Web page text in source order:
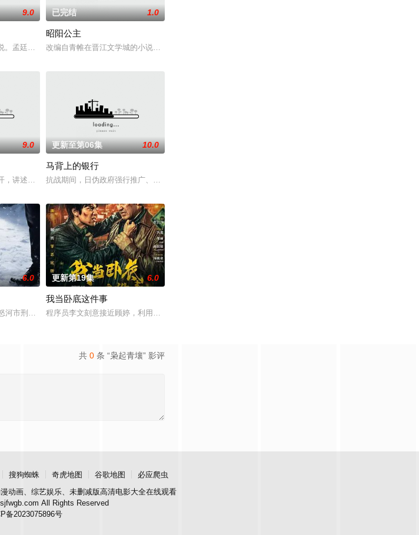
落的身份入住程家。她步步为营
强强联手，携手霍仙姑（陈瑶 饰）与九门诸人共赴冒险奇局。
9.0
。孟廷辉，大平王朝有史以来个以女子进士科三元及第入翰林院的奇女子。十年前的她被他从死人堆里救出
已完结 1.0
昭阳公主
改编自青帷在晋江文学城的小说《平阳公主》。
意义上的喜欢。”那个夜晚，
郭子剑因不满演习流于形式，假传指令要求真打实抗，虽引发哗
9.0
，讲述了他们在中意合作项目中面对专业挑战与境外竞争，通过创新实践实现本土设计理念突破的故事。
更新至第06集 10.0
马背上的银行
抗战期间，日伪政府强行推广、使用由“中国准备银行”发行的伪钞货币。根据党中央指示，高景波、徐邵梁、
大骂麦香是叛徒。麦香是婚前体
午战争后，国家蒙羞，张謇虽高中状元，却渴望寻求强国之路。他毅
6.0
河市刑侦支队在无普及监控、无DNA鉴定技术的支持下，通过摸排、勘查等传统刑侦手段，接连破获数
更新第19集 6.0
我当卧底这件事
程序员李文刻意接近顾婷，利用顾炎女儿奴的属性，请求老炮儿顾炎带自己用程序员身份卧底电诈集团以求查
共 0 条 “枭起青壤” 影评
搜狗蜘蛛 奇虎地图 谷歌地图
必应爬虫
动画、综艺娱乐、未删减版高清电影大全在线观看
All Rights Reserved
备2023075896号